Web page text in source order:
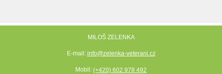
MILOŠ ZELENKA
E-mail: info@zelenka-veterani.cz
Mobil: (+420) 602 978 492